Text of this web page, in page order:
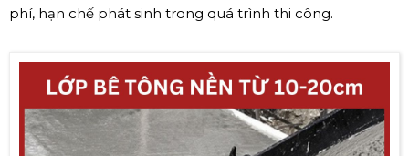
phí, hạn chế phát sinh trong quá trình thi công.